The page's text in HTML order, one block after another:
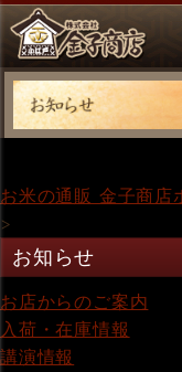
お米の通販 金子商店
>
お知らせ
お店からのご案内
入荷・在庫情報
講演情報